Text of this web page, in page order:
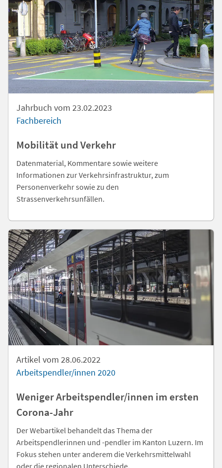
Jahrbuch vom 23.02.2023
Fachbereich
Mobilität und Verkehr
Datenmaterial, Kommentare sowie weitere
Informationen zur Verkehrsinfrastruktur, zum
Personenverkehr sowie zu den
Strassenverkehrsunfällen.
Artikel vom 28.06.2022
Arbeitspendler/innen 2020
Weniger Arbeitspendler/innen im ersten
Corona-Jahr
Der Webartikel behandelt das Thema der
Arbeitspendlerinnen und -pendler im Kanton Luzern. Im
Fokus stehen unter anderem die Verkehrsmittelwahl
oder die regionalen Unterschiede.